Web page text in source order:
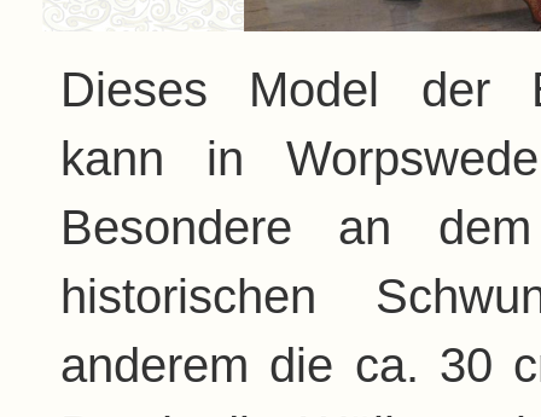
Dieses Model der
kann in
Besondere an
historischen
anderem die ca. 30